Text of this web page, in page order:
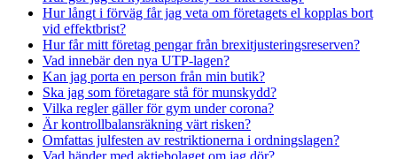
Hur långt i förväg får jag veta om företagets el kopplas bort
vid effektbrist?
Hur får mitt företag pengar från brexitjusteringsreserven?
Vad innebär den nya UTP-lagen?
Kan jag porta en person från min butik?
Ska jag som företagare stå för munskydd?
Vilka regler gäller för gym under corona?
Är kontrollbalansräkning värt risken?
Omfattas julfesten av restriktionerna i ordningslagen?
Vad händer med aktiebolaget om jag dör?